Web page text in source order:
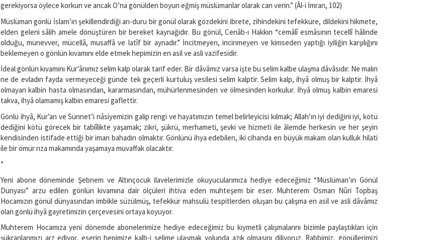
gerekiyorsa öylece korkun ve ancak O’na gönülden boyun eğmiş müslümanlar olarak can verin.” (Âl-i İmran, 102)
Müslüman gönlü İslam’ın şekillendirdiği arı-duru bir gönül olarak gözdekini ibrete, zihindekini tefekküre, dildekini hikmete,
elden geleni sâlih amele dönüştüren bir bereket kaynağıdır. Bu gönül, Cenâb-ı Hakkın “cemâlî esmâsının tecellî hâlinde
olduğu, münevver, mücellâ, musaffâ ve latîf bir aynadır.” İncitmeyen, incinmeyen ve kimseden yaptığı iyiliğin karşılığını
beklemeyen o gönlün kıvamını elde etmek hepimizin en asil ve asli vazifesidir.
İdeal gönlün kıvamını Kur’ânımız selim kalp olarak tarif eder. Bir dâvâmız varsa işte bu selim kalbe ulaşma dâvâsıdır. Ne malın
ne de evladın fayda vermeyeceği günde tek geçerli kurtuluş vesilesi selim kalptir. Selim kalp, ihyâ olmuş bir kalptir. İhyâ
olmayan kalbin hasta olmasından, kararmasından, mühürlenmesinden ve ölmesinden korkulur. İhyâ olmuş kalbin emaresi
takva, ihyâ olamamış kalbin emaresi gaflettir.
Gönlü ihyâ, Kur’an ve Sünnet’i nâsiyemizin galip rengi ve hayatımızın temel belirleyicisi kılmak; Allah’ın iyi dediğini iyi, kötü
dediğini kötü görecek bir tabiîlikte yaşamak; zikri, şükrü, merhameti, şevki ve hizmeti ile âlemde herkesin ve her şeyin
kendisinden istifade ettiği bir iman bahadırı olmaktır. Gönlünü ihya edebilen, iki cihanda en büyük makam olan kulluk hilati
ile bir ömür rıza makamında yaşamaya muvaffak olacaktır.
*
Yeni abone döneminde Şebnem ve Altınçocuk ilavelerimizle okuyucularımıza hediye edeceğimiz “Müslüman’ın Gönül
Dünyası” arzu edilen gönlün kıvamına dair ölçüleri ihtiva eden muhteşem bir eser. Muhterem Osman Nûri Topbaş
Hocamızın gönül dünyasından imbikle süzülmüş, tefekkür mahsulü tespitlerden oluşan bu çalışma en asil ve asli dâvâmız
olan gönlü ihyâ gayretimizin çerçevesini ortaya koyuyor.
Muhterem Hocamıza yeni dönemde abonelerimize hediye edeceğimiz bu kıymetli çalışmalarını bizimle paylaştıkları için
şükranlarımızı arz ediyor, eserin hepimize kalb-i selime ulaşmak yolunda azık olmasını diliyoruz. Rabbimiz, gönüllerimizi